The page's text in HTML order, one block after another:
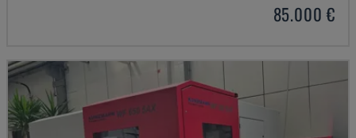
85.000 €